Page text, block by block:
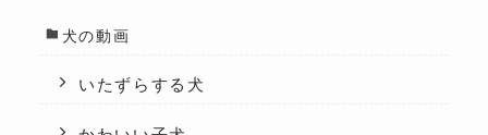
犬の動画
いたずらする犬